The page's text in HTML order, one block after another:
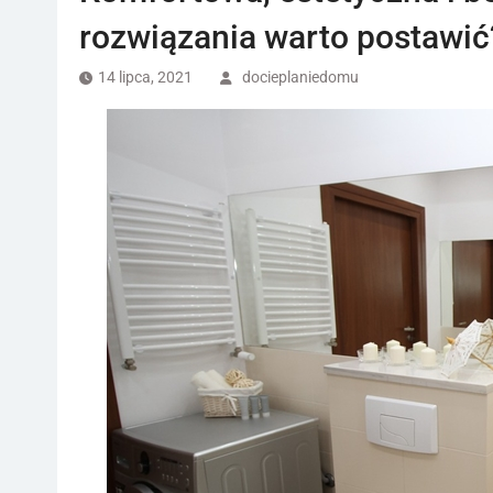
rozwiązania warto
14 lipca, 2021 docieplaniedomu